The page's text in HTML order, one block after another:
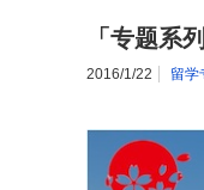
「专题系
2016/1/22 留学